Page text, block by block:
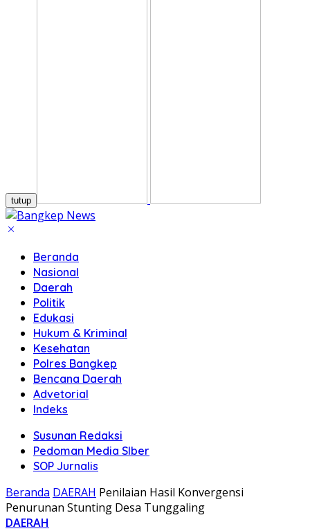
tutup
Beranda
Nasional
Daerah
Politik
Edukasi
Hukum & Kriminal
Kesehatan
Polres Bangkep
Bencana Daerah
Advetorial
Indeks
Susunan Redaksi
Pedoman Media SIber
SOP Jurnalis
Beranda DAERAH Penilaian Hasil Konvergensi
Penurunan Stunting Desa Tunggaling
DAERAH